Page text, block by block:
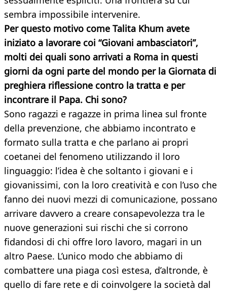
sembra impossibile intervenire.
Per questo motivo come Talita Khum avete
iniziato a lavorare coi “Giovani ambasciatori”,
molti dei quali sono arrivati a Roma in questi
giorni da ogni parte del mondo per la Giornata di
preghiera riflessione contro la tratta e per
incontrare il Papa. Chi sono?
Sono ragazzi e ragazze in prima linea sul fronte
della prevenzione, che abbiamo incontrato e
formato sulla tratta e che parlano ai propri
coetanei del fenomeno utilizzando il loro
linguaggio: l’idea è che soltanto i giovani e i
giovanissimi, con la loro creatività e con l’uso che
fanno dei nuovi mezzi di comunicazione, possano
arrivare davvero a creare consapevolezza tra le
nuove generazioni sui rischi che si corrono
fidandosi di chi offre loro lavoro, magari in un
altro Paese. L’unico modo che abbiamo di
combattere una piaga così estesa, d’altronde, è
quello di fare rete e di coinvolgere la società dal